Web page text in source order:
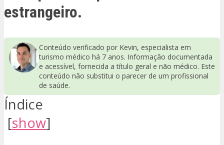
estrangeiro.
Conteúdo verificado por Kevin, especialista em
turismo médico há 7 anos. Informação documentada
e acessível, fornecida a título geral e não médico. Este
conteúdo não substitui o parecer de um profissional
de saúde.
Índice
[show]